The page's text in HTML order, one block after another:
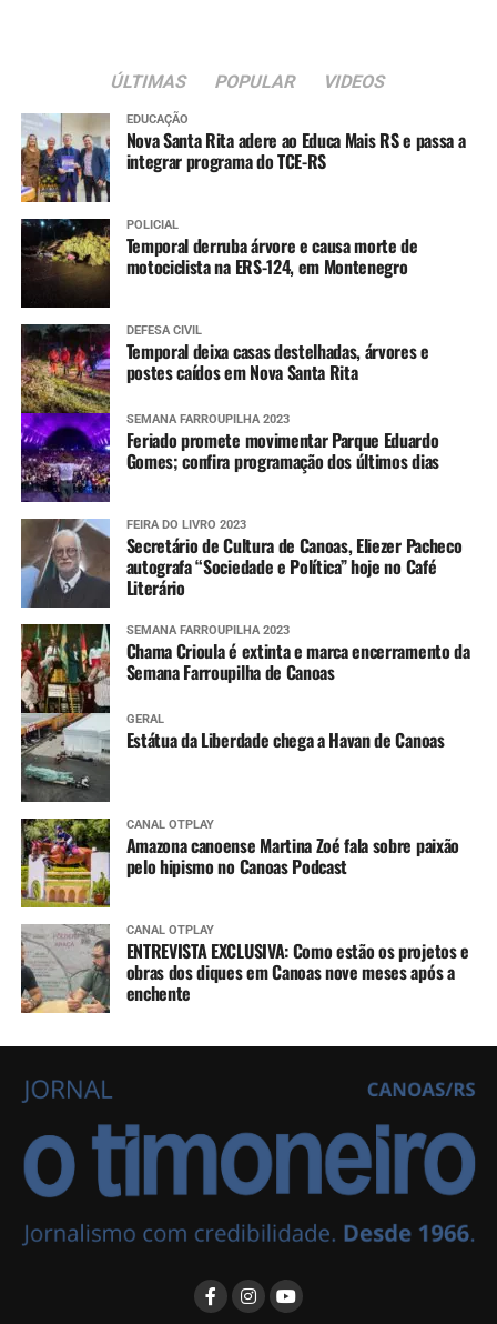
ÚLTIMAS POPULAR VIDEOS
EDUCAÇÃO
Nova Santa Rita adere ao Educa Mais RS e passa a
integrar programa do TCE-RS
POLICIAL
Temporal derruba árvore e causa morte de
motociclista na ERS-124, em Montenegro
DEFESA CIVIL
Temporal deixa casas destelhadas, árvores e
postes caídos em Nova Santa Rita
SEMANA FARROUPILHA 2023
Feriado promete movimentar Parque Eduardo
Gomes; confira programação dos últimos dias
FEIRA DO LIVRO 2023
Secretário de Cultura de Canoas, Eliezer Pacheco
autografa “Sociedade e Política” hoje no Café
Literário
SEMANA FARROUPILHA 2023
Chama Crioula é extinta e marca encerramento da
Semana Farroupilha de Canoas
GERAL
Estátua da Liberdade chega a Havan de Canoas
CANAL OTPLAY
Amazona canoense Martina Zoé fala sobre paixão
pelo hipismo no Canoas Podcast
CANAL OTPLAY
ENTREVISTA EXCLUSIVA: Como estão os projetos e
obras dos diques em Canoas nove meses após a
enchente